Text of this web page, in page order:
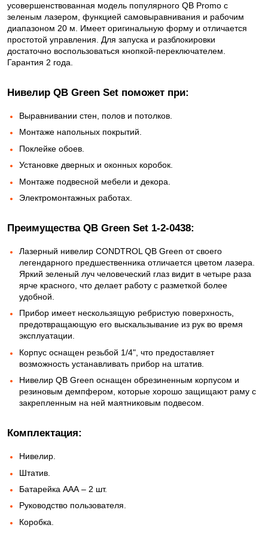
усовершенствованная модель популярного QB Promo с
зеленым лазером, функцией самовыравнивания и рабочим
диапазоном 20 м. Имеет оригинальную форму и отличается
простотой управления. Для запуска и разблокировки
достаточно воспользоваться кнопкой-переключателем.
Гарантия 2 года.
Нивелир QB Green Set поможет при:
Выравнивании стен, полов и потолков.
Монтаже напольных покрытий.
Поклейке обоев.
Установке дверных и оконных коробок.
Монтаже подвесной мебели и декора.
Электромонтажных работах.
Преимущества QB Green Set 1-2-0438:
Лазерный нивелир CONDTROL QB Green от своего
легендарного предшественника отличается цветом лазера.
Яркий зеленый луч человеческий глаз видит в четыре раза
ярче красного, что делает работу с разметкой более
удобной.
Прибор имеет нескользящую ребристую поверхность,
предотвращающую его выскальзывание из рук во время
эксплуатации.
Корпус оснащен резьбой 1/4", что предоставляет
возможность устанавливать прибор на штатив.
Нивелир QB Green оснащен обрезиненным корпусом и
резиновым демпфером, которые хорошо защищают раму с
закрепленным на ней маятниковым подвесом.
Комплектация:
Нивелир.
Штатив.
Батарейка ААА – 2 шт.
Руководство пользователя.
Коробка.